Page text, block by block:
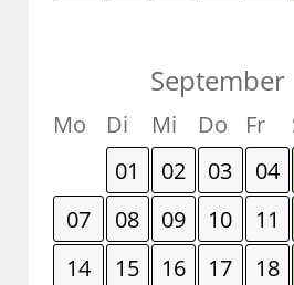
September
Mo Di Mi Do Fr
01
02 03 04
07
08 09 10 11
14
15 16 17 18